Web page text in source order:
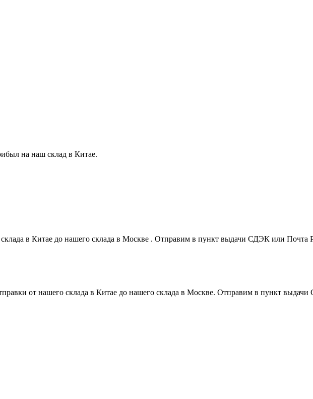
на наш склад в Китае.
в Китае до нашего склада в Москве . Отправим в пункт выдачи СДЭК или Почта
от нашего склада в Китае до нашего склада в Москве. Отправим в пункт